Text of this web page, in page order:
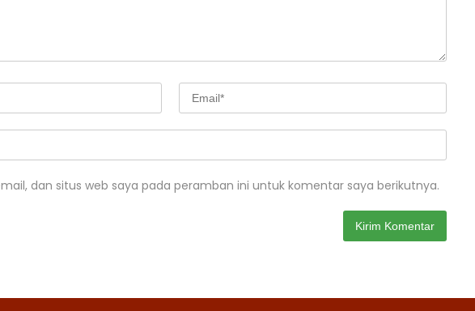
dan situs web saya pada peramban ini untuk komentar saya berikutnya.